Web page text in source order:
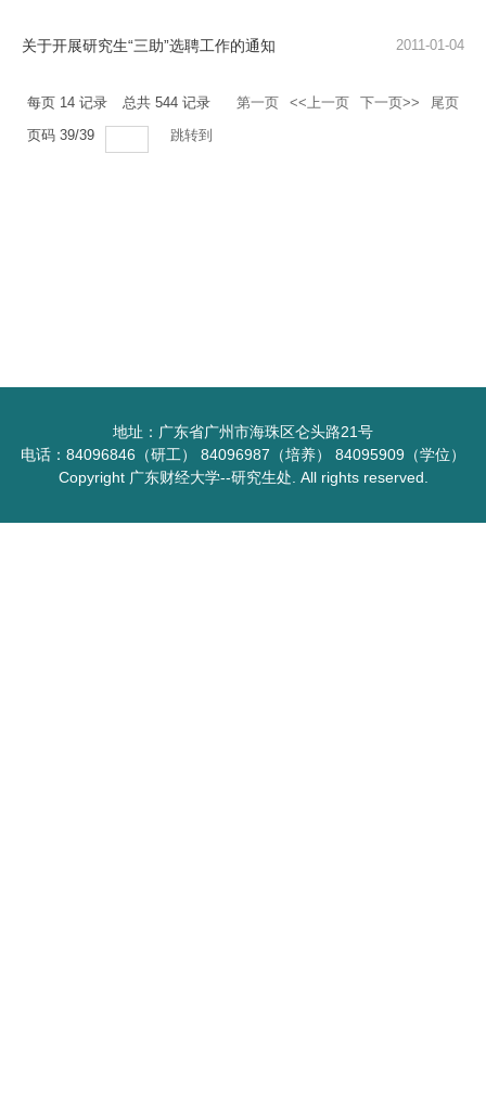
关于开展研究生“三助”选聘工作的通知 2011-01-04
每页 14 记录 总共 544 记录 第一页 <<上一页 下一页>>
尾页
页码 39/39 跳转到
地址：广东省广州市海珠区仑头路21号
电话：84096846（研工） 84096987（培养） 84095909（学位）
Copyright 广东财经大学--研究生处. All rights reserved.